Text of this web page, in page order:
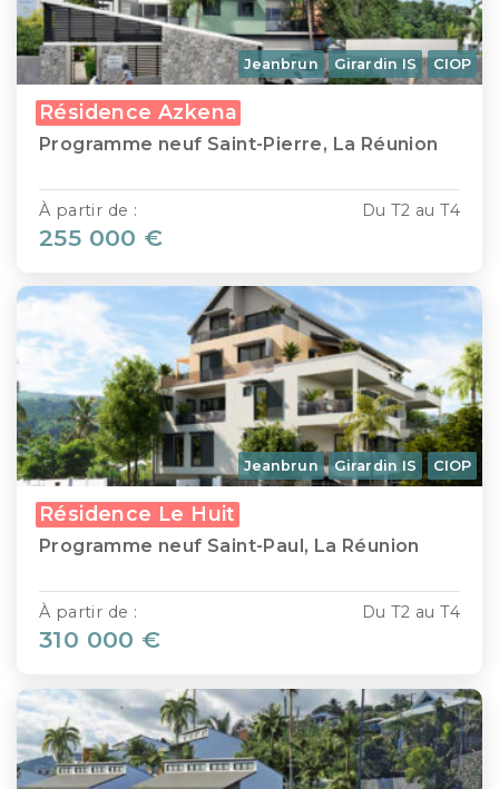
Jeanbrun Girardin IS CIOP
Résidence Azkena
Programme neuf Saint-Pierre, La Réunion
Du T2 au T4
À partir de :
255 000 €
Jeanbrun Girardin IS CIOP
Résidence Le Huit
Programme neuf Saint-Paul, La Réunion
Du T2 au T4
À partir de :
310 000 €